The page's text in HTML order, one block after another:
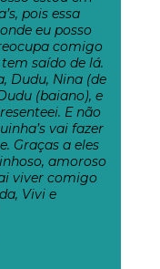
pois essa
eu posso
comigo
saído de lá.
Dudu, Nina (de
(baiano), e
E não
vai fazer
Graças a eles
amoroso
viver comigo
Vivi e